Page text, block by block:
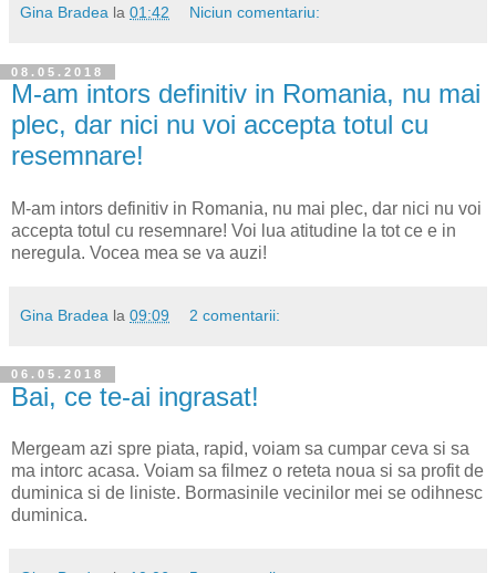
Gina Bradea la 01:42 Niciun comentariu:
08.05.2018
M-am intors definitiv in Romania, nu mai
plec, dar nici nu voi accepta totul cu
resemnare!
M-am intors definitiv in Romania, nu mai plec, dar nici nu voi
accepta totul cu resemnare! Voi lua atitudine la tot ce e in
neregula. Vocea mea se va auzi!
Gina Bradea la 09:09 2 comentarii:
06.05.2018
Bai, ce te-ai ingrasat!
Mergeam azi spre piata, rapid, voiam sa cumpar ceva si sa
ma intorc acasa. Voiam sa filmez o reteta noua si sa profit de
duminica si de liniste. Bormasinile vecinilor mei se odihnesc
duminica.